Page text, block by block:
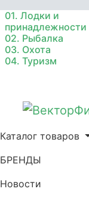
01. Лодки и
принадлежности
02. Рыбалка
03. Охота
04. Туризм
Каталог товаров
БРЕНДЫ
Новости